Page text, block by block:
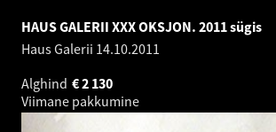
HAUS GALERII XXX OKSJON. 2011 sügis
Haus Galerii 14.10.2011
Alghind
2 130
€
Viimane pakkumine